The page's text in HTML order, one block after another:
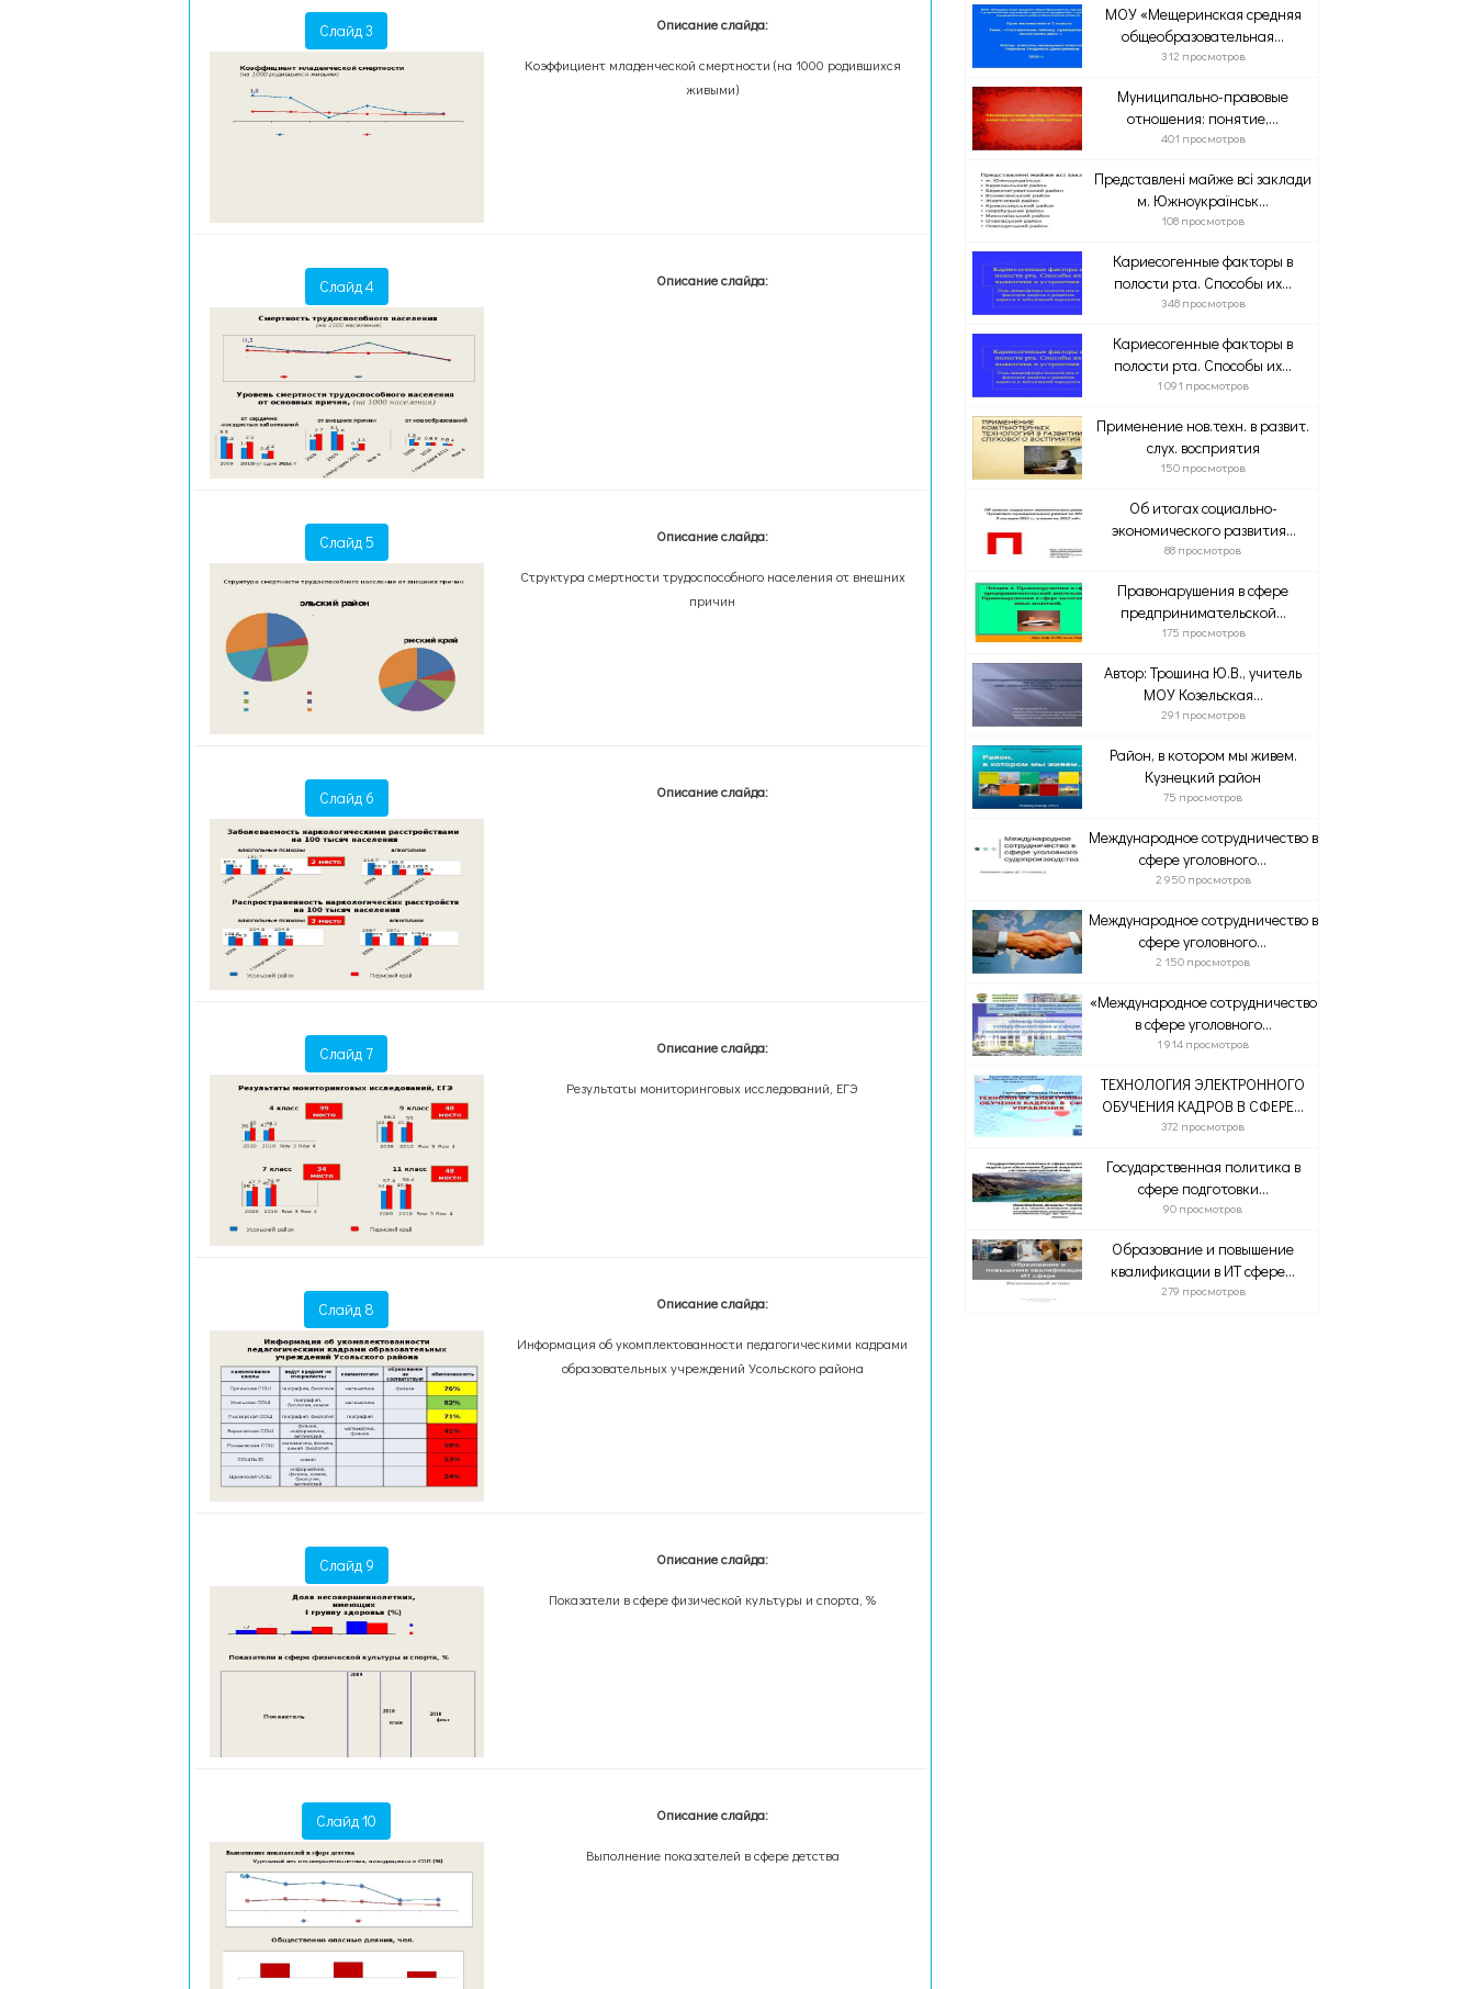
Слайд 3 Описание слайда:
Коэффициент младенческой смертности (на 1000 родившихся
живыми)
Слайд 4 Описание слайда:
Слайд 5 Описание слайда:
Структура смертности трудоспособного населения от внешних
причин
Слайд 6 Описание слайда:
Слайд 7 Описание слайда:
Результаты мониторинговых исследований, ЕГЭ
Слайд 8 Описание слайда:
Информация об укомплектованности педагогическими кадрами
образовательных учреждений Усольского района
Слайд 9 Описание слайда:
Показатели в сфере физической культуры и спорта, %
Слайд 10 Описание слайда:
Выполнение показателей в сфере детства
МОУ «Мещеринская средняя
общеобразовательная...
312 просмотров
Муниципально-правовые
отношения: понятие,...
401 просмотров
Представлені майже всі заклади
м. Южноукраїнськ...
108 просмотров
Кариесогенные факторы в
полости рта. Способы их...
348 просмотров
Кариесогенные факторы в
полости рта. Способы их...
1 091 просмотров
Применение нов.техн. в развит.
слух. восприятия
150 просмотров
Об итогах социально-
экономического развития...
88 просмотров
Правонарушения в сфере
предпринимательской...
175 просмотров
Автор: Трошина Ю.В., учитель
МОУ Козельская...
291 просмотров
Район, в котором мы живем.
Кузнецкий район
75 просмотров
Международное сотрудничество в
сфере уголовного...
2 950 просмотров
Международное сотрудничество в
сфере уголовного...
2 150 просмотров
«Международное сотрудничество
в сфере уголовного...
1 914 просмотров
ТЕХНОЛОГИЯ ЭЛЕКТРОННОГО
ОБУЧЕНИЯ КАДРОВ В СФЕРЕ...
372 просмотров
Государственная политика в
сфере подготовки...
90 просмотров
Образование и повышение
квалификации в ИТ сфере...
279 просмотров